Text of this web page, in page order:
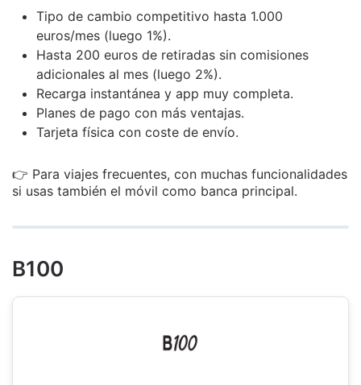
Tipo de cambio competitivo hasta 1.000
euros/mes (luego 1%).
Hasta 200 euros de retiradas sin comisiones
adicionales al mes (luego 2%).
Recarga instantánea y app muy completa.
Planes de pago con más ventajas.
Tarjeta física con coste de envío.
👉 Para viajes frecuentes, con muchas funcionalidades
si usas también el móvil como banca principal.
B100